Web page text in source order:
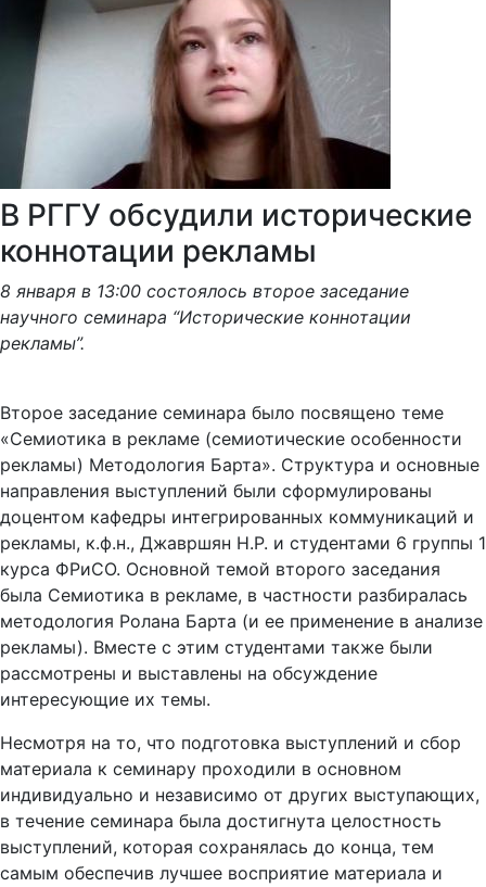
В РГГУ обсудили исторические
коннотации рекламы
8 января в 13:00 состоялось второе заседание
научного семинара “Исторические коннотации
рекламы”.
Второе заседание семинара было посвящено теме
«Семиотика в рекламе (семиотические особенности
рекламы) Методология Барта». Структура и основные
направления выступлений были сформулированы
доцентом кафедры интегрированных коммуникаций и
рекламы, к.ф.н., Джавршян Н.Р. и студентами 6 группы 1
курса ФРиСО. Основной темой второго заседания
была Семиотика в рекламе, в частности разбиралась
методология Ролана Барта (и ее применение в анализе
рекламы). Вместе с этим студентами также были
рассмотрены и выставлены на обсуждение
интересующие их темы.
Несмотря на то, что подготовка выступлений и сбор
материала к семинару проходили в основном
индивидуально и независимо от других выступающих,
в течение семинара была достигнута целостность
выступлений, которая сохранялась до конца, тем
самым обеспечив лучшее восприятие материала и